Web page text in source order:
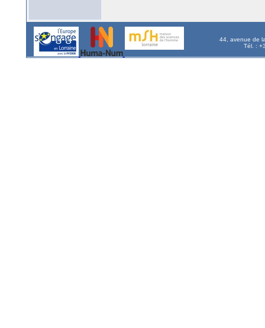
44, avenue de
Tél. :